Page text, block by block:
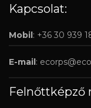
Kapcsolat:
Mobil: +36 30 939
E-mail:
Felnőttképző